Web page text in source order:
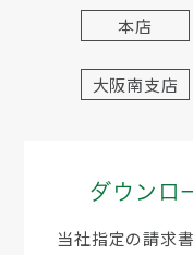
本店
大阪南支店
ダウンロ
当社指定の請求